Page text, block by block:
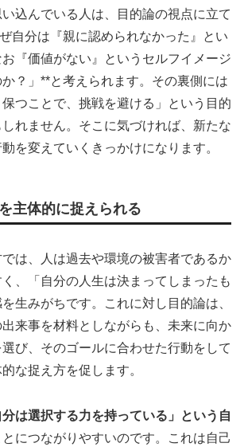
込んでいる人は、目的論の視点に立て
自分は『親に認められなかった』とい
『価値がない』というセルフイメージ
？」**と考えられます。その裏側には
保つことで、挑戦を避ける」という目的
れません。そこに気づければ、新たな
を変えていくきっかけになります。
主体的に捉えられる
は、人は過去や環境の被害者であるか
、「自分の人生は決まってしまったも
生みがちです。これに対し目的論は、
出来事を材料としながらも、未来に向か
び、そのゴールに合わせた行動をして
な捉え方を促します。
分は選択する力を持っている」という自
につながりやすいのです。これは自己